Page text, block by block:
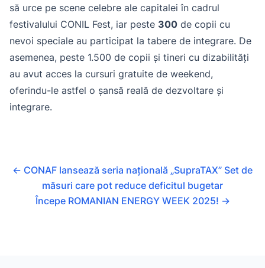
să urce pe scene celebre ale capitalei în cadrul
festivalului CONIL Fest, iar peste 300 de copii cu
nevoi speciale au participat la tabere de integrare. De
asemenea, peste 1.500 de copii și tineri cu dizabilități
au avut acces la cursuri gratuite de weekend,
oferindu-le astfel o șansă reală de dezvoltare și
integrare.
← CONAF lansează seria națională „SupraTAX” Set de
măsuri care pot reduce deficitul bugetar
Începe ROMANIAN ENERGY WEEK 2025! →